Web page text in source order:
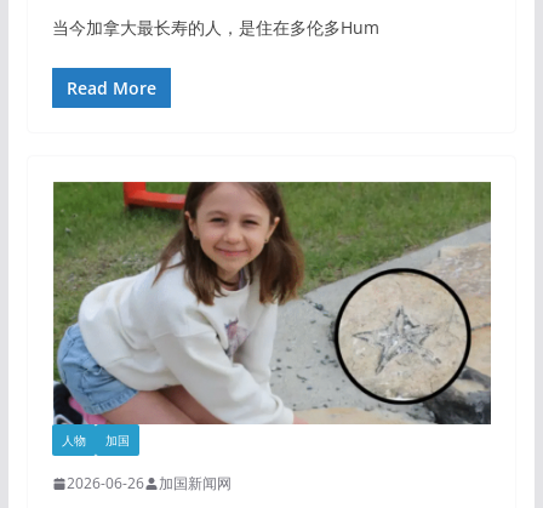
当今加拿大最长寿的人，是住在多伦多Hum
Read More
人物 加国
2026-06-26 加国新闻网